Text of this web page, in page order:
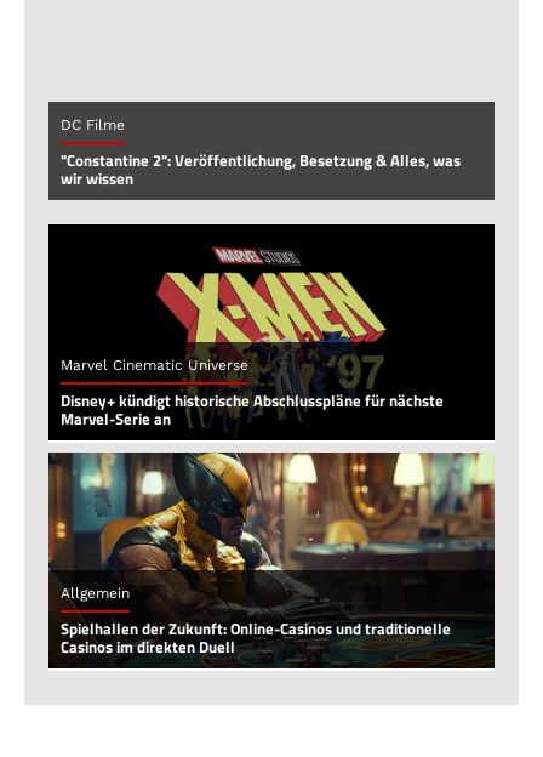
DC Filme
"Constantine 2": Veröffentlichung, Besetzung & Alles, was
wir wissen
Marvel Cinematic Universe
Disney+ kündigt historische Abschlusspläne für nächste
Marvel-Serie an
Allgemein
Spielhallen der Zukunft: Online-Casinos und traditionelle
Casinos im direkten Duell